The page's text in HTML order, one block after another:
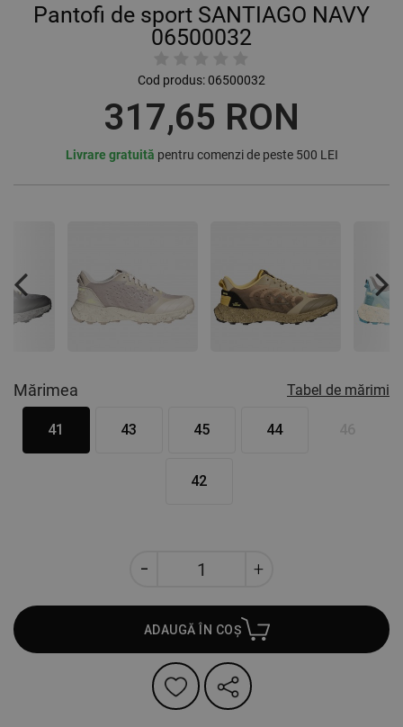
Pantofi de sport SANTIAGO NAVY
06500032
Cod produs:06500032
317,65 RON
Livrare gratuită pentru comenzi de peste 500 LEI
Previous
Mărimea Tabel de mărimi
41 43 45 44
42
ADAUGĂ ÎN COȘ